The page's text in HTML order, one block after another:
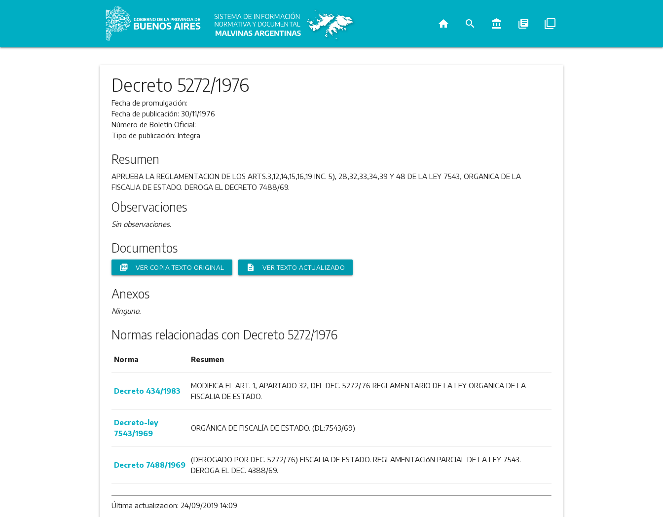
home search account_balance library_books filter_none
Decreto 5272/1976
Fecha de promulgación:
Fecha de publicación: 30/11/1976
Número de Boletín Oficial:
Tipo de publicación: Integra
Resumen
APRUEBA LA REGLAMENTACION DE LOS ARTS.3,12,14,15,16,19 INC. 5), 28,32,33,34,39 Y 48 DE LA LEY 7543, ORGANICA DE LA
FISCALIA DE ESTADO. DEROGA EL DECRETO 7488/69.
Observaciones
Sin observaciones.
Documentos
picture_as_pdf VER COPIA TEXTO ORIGINAL description VER TEXTO ACTUALIZADO
Anexos
Ninguno.
Normas relacionadas con Decreto 5272/1976
Norma Resumen
Decreto 434/1983
MODIFICA EL ART. 1, APARTADO 32, DEL DEC. 5272/76 REGLAMENTARIO DE LA LEY ORGANICA DE LA
FISCALIA DE ESTADO.
Decreto-ley
7543/1969
ORGÁNICA DE FISCALÍA DE ESTADO. (DL:7543/69)
Decreto 7488/1969
(DEROGADO POR DEC. 5272/76) FISCALIA DE ESTADO. REGLAMENTACIóN PARCIAL DE LA LEY 7543.
DEROGA EL DEC. 4388/69.
Última actualizacion: 24/09/2019 14:09